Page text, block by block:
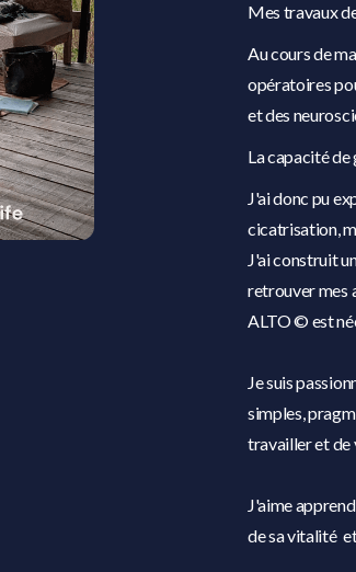
Mes travaux
Au cours de
opératoires
et des
La capacité
J'ai donc pu
cicatrisation,
J'ai construit
retrouver mes
ALTO © est
Je suis
simples,
travailler et de
J'aime
de sa vitalité